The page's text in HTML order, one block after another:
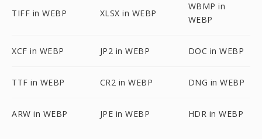
TIFF in WEBP XLSX in WEBP
WBMP in
WEBP
XCF in WEBP JP2 in WEBP DOC in WEBP
TTF in WEBP CR2 in WEBP DNG in WEBP
ARW in WEBP JPE in WEBP HDR in WEBP